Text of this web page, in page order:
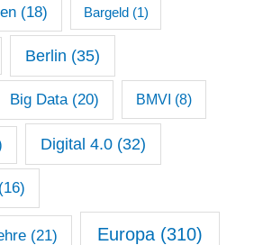
(18) Bargeld(1)
Berlin (35)
Big Data(20) BMVI (8)
Digital 4.0(32)
(21) Europa (310)